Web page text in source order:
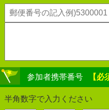
参加者携帯番号 【必
半角数字で入力ください